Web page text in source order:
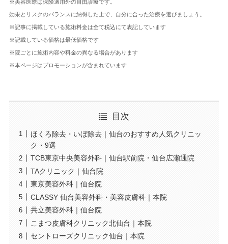
※美容医療は保険適用外の自由診療です。
効果とリスクのバランスに納得した上で、自分に合った治療を選びましょう。
※記事に掲載している施術料金は全て税込にて表記しています
※記載している価格は最低価格です
※院ごとに施術内容や料金の異なる場合があります
※本ページはプロモーションが含まれています
目次
ほくろ除去・いぼ除去｜仙台のおすすめ人気クリニッ
ク・9選
TCB東京中央美容外科｜仙台駅前院・仙台広瀬通院
TAクリニック｜仙台院
東京美容外科｜仙台院
CLASSY 仙台美容外科・美容皮膚科｜本院
共立美容外科｜仙台院
こまつ皮膚科クリニック北仙台｜本院
セントローズクリニック仙台｜本院